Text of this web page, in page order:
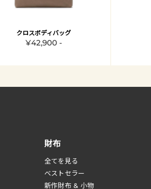
クロスボディバッグ
¥42,900 -
財布
全てを見る
べストセラー
新作財布 & 小物